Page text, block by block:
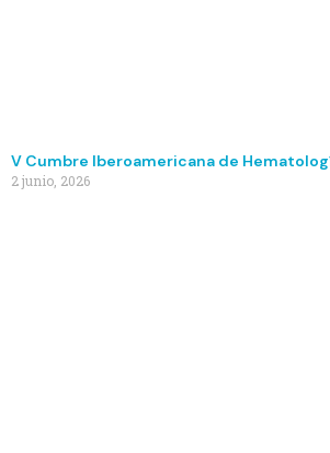
V Cumbre Iberoamericana de
2 junio, 2026